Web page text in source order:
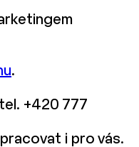
.
+420 777
i pro vás.